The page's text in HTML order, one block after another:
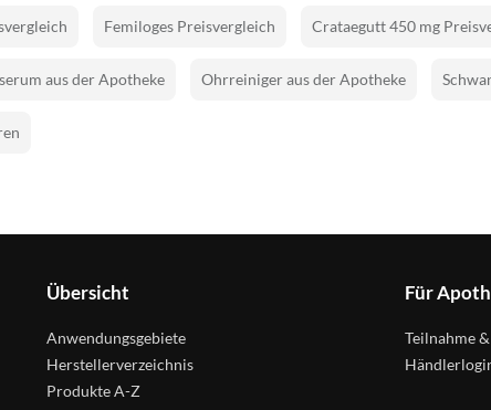
Femiloges Preisvergleich Crataegutt 450 mg
aus der Apotheke Ohrreiniger aus der Apotheke
Übersicht
Anwendungsgebiete
Herstellerverzeichnis
Produkte A-Z
Für
Teilnahme